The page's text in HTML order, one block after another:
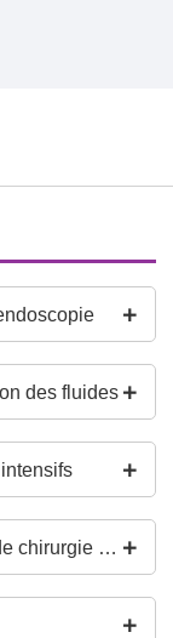
des fluides
Consommables de chirurgie générale et de salle d’opération